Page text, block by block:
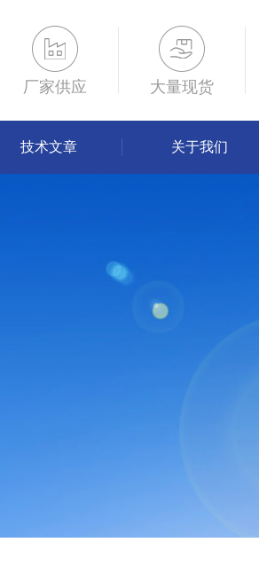
厂家供应 大量现货
技术文章 关于我们